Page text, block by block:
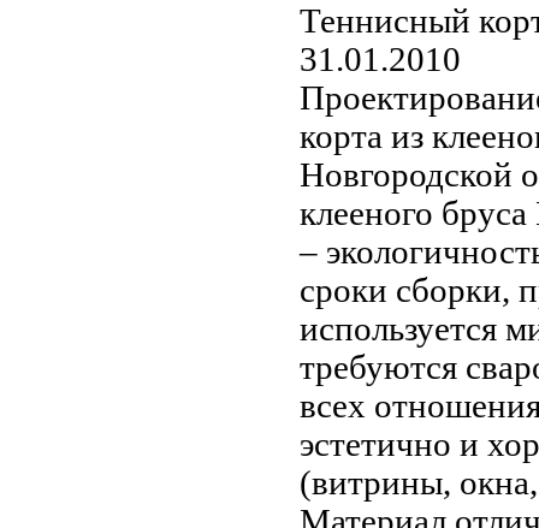
Теннисный
31.01.2010
корта из
Новгородской
клееного
–
сроки сборки,
используется
требуются
всех
эстетично и
(витрины,